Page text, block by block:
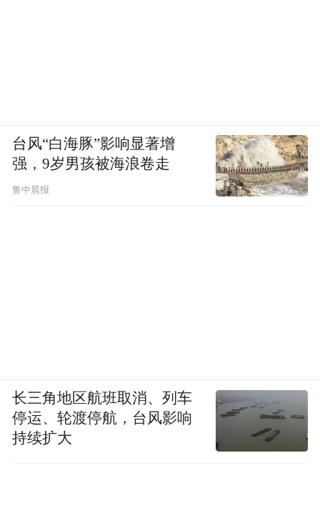
台风“白海豚”影响显著增
强，9岁男孩被海浪卷走
鲁中晨报
长三角地区航班取消、列车
停运、轮渡停航，台风影响
持续扩大